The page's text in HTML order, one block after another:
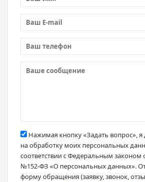
Нажимая кнопку «Задать вопрос», я
на обработку моих персональных
соответствии с Федеральным законом
№152-ФЗ «О персональных данных».
форму обращения (заявку, звонок,